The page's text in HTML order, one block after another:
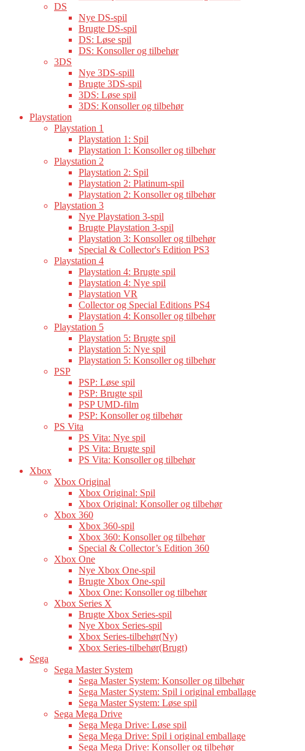
DS
Nye DS-spil
Brugte DS-spil
DS: Løse spil
DS: Konsoller og tilbehør
3DS
Nye 3DS-spill
Brugte 3DS-spil
3DS: Løse spil
3DS: Konsoller og tilbehør
Playstation
Playstation 1
Playstation 1: Spil
Playstation 1: Konsoller og tilbehør
Playstation 2
Playstation 2: Spil
Playstation 2: Platinum-spil
Playstation 2: Konsoller og tilbehør
Playstation 3
Nye Playstation 3-spil
Brugte Playstation 3-spil
Playstation 3: Konsoller og tilbehør
Special & Collector's Edition PS3
Playstation 4
Playstation 4: Brugte spil
Playstation 4: Nye spil
Playstation VR
Collector og Special Editions PS4
Playstation 4: Konsoller og tilbehør
Playstation 5
Playstation 5: Brugte spil
Playstation 5: Nye spil
Playstation 5: Konsoller og tilbehør
PSP
PSP: Løse spil
PSP: Brugte spil
PSP UMD-film
PSP: Konsoller og tilbehør
PS Vita
PS Vita: Nye spil
PS Vita: Brugte spil
PS Vita: Konsoller og tilbehør
Xbox
Xbox Original
Xbox Original: Spil
Xbox Original: Konsoller og tilbehør
Xbox 360
Xbox 360-spil
Xbox 360: Konsoller og tilbehør
Special & Collector’s Edition 360
Xbox One
Nye Xbox One-spil
Brugte Xbox One-spil
Xbox One: Konsoller og tilbehør
Xbox Series X
Brugte Xbox Series-spil
Nye Xbox Series-spil
Xbox Series-tilbehør(Ny)
Xbox Series-tilbehør(Brugt)
Sega
Sega Master System
Sega Master System: Konsoller og tilbehør
Sega Master System: Spil i original emballage
Sega Master System: Løse spil
Sega Mega Drive
Sega Mega Drive: Løse spil
Sega Mega Drive: Spil i original emballage
Sega Mega Drive: Konsoller og tilbehør